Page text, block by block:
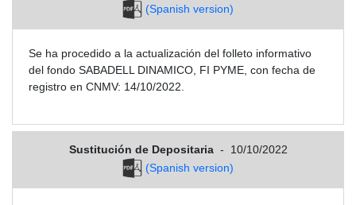
(Spanish version)
Se ha procedido a la actualización del folleto informativo
del fondo SABADELL DINAMICO, FI PYME, con fecha de
registro en CNMV: 14/10/2022.
Sustitución de Depositaria -
10/10/2022
(Spanish version)